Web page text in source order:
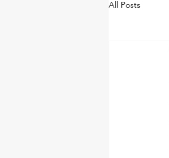
All Posts